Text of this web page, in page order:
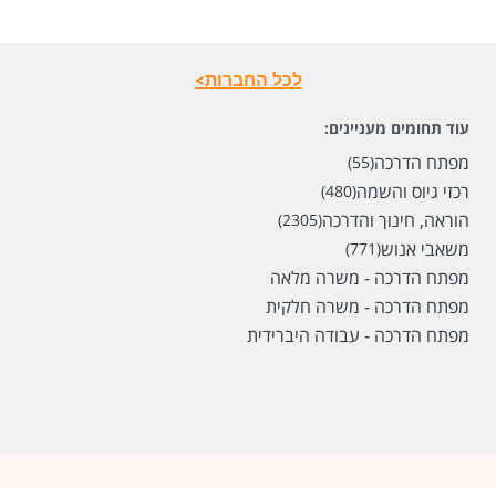
שכר
המעסיק לא סיפר לנו
סוג משרה
מתאים גם להורים / שעות גמישות,
משרה חלקית
באר יעקב, חולון,
לפני 25 ימים
לכל החברות>
עוד תחומים מעניינים:
מפתח הדרכה(55)
רכזי גיוס והשמה(480)
הוראה, חינוך והדרכה(2305)
משאבי אנוש(771)
מפתח הדרכה - משרה מלאה
מפתח הדרכה - משרה חלקית
מפתח הדרכה - עבודה היברידית